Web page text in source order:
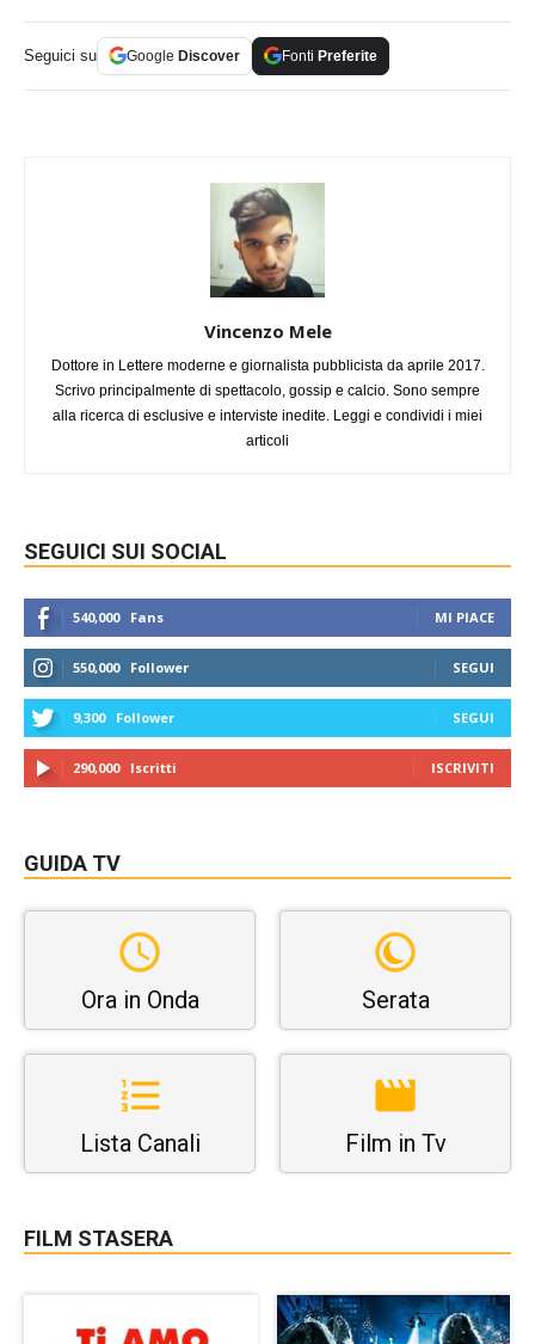
Seguici su Google Discover Fonti Preferite
Vincenzo Mele
Dottore in Lettere moderne e giornalista pubblicista da aprile 2017.
Scrivo principalmente di spettacolo, gossip e calcio. Sono sempre
alla ricerca di esclusive e interviste inedite. Leggi e condividi i miei
articoli
SEGUICI SUI SOCIAL
540,000 Fans MI PIACE
550,000 Follower SEGUI
9,300 Follower SEGUI
290,000 Iscritti ISCRIVITI
GUIDA TV
Ora in Onda Serata
Lista Canali Film in Tv
FILM STASERA